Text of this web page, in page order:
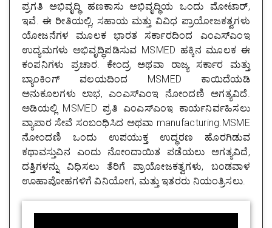
ಪ್ರಗತಿ ಅಭಿವೃದ್ಧಿ ಹಣಕಾಸು ಅಭಿವೃದ್ಧಿಯ ಒಂದು ಮೋಟಾರ್,
ಇವೆ. ಈ ರೀತಿಯಲ್ಲಿ, ಸಹಾಯ ಮತ್ತು ವಿವಿಧ ಪ್ರಾಯೋಜಕತ್ವಗಳು
ಯೋಜನೆಗಳ ಮೂಲಕ ಭಾರತ ಸರ್ಕಾರದಿಂದ ಎಂಎಸ್ಎಂಇ
ಉದ್ಯಮಗಳು ಅಭಿವೃದ್ಧಿಪಡಿಸುವ MSMED ಹಕ್ಕಿನ ಮೂಲಕ ಈ
ಕಂಪನಿಗಳು ಪ್ರಚಾರ. ಕೇಂದ್ರ ಅಥವಾ ರಾಜ್ಯ ಸರ್ಕಾರ ಮತ್ತು
ಬ್ಯಾಂಕಿಂಗ್ ವಲಯದಿಂದ MSMED ಕಾಯಿದೆಯಡಿ
ಅನುಕೂಲಗಳು ಲಾಭ, ಎಂಎಸ್ಎಂಇ ನೋಂದಣಿ ಅಗತ್ಯವಿದೆ.
ಅಡಿಯಲ್ಲಿ MSMED ಪ್ರತಿ ಎಂಎಸ್ಎಂಇ ಕಾರ್ಯನಿರ್ವಹಿಸಲು
ವ್ಯಾಪಾರ ಸೇವೆ ಸಂಬಂಧಿಸಿದ ಅಥವಾ manufacturing.MSME
ನೋಂದಣಿ ಒಂದು ಉಪಯುಕ್ತ ಉದ್ಧರಣ ಹೊರಗಿಡುವ
ಕಥಾವಸ್ತುವಿನ ಎಂದು ನೋಂದಾಯಿತ ಪಡೆಯಲು ಅಗತ್ಯವಿದೆ,
ದತ್ತಿಗಳನ್ನು ವಿಧಿಸಲು ತೆರಿಗೆ ಪ್ರಾಯೋಜಕತ್ವಗಳು, ಬಂಡವಾಳ
ಊಹಾಪೋಹಗಳಿಗೆ ವಿನಿಯೋಗ, ಮತ್ತು ಇತರರು ನಿಯಂತ್ರಿಸಲು.